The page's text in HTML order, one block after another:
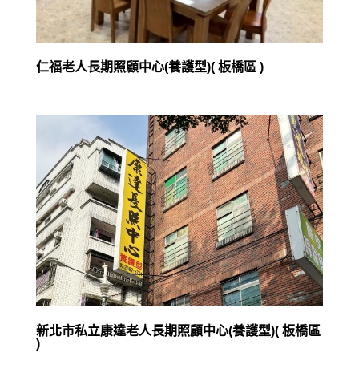
仁福老人長期照顧中心(養護型)( 板橋區 )
新北市私立康達老人長期照顧中心(養護型)( 板橋區
)